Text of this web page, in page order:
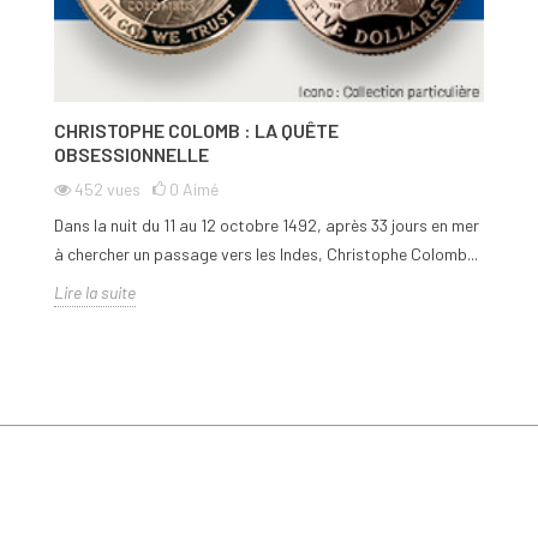
CHRISTOPHE COLOMB : LA QUÊTE
OBSESSIONNELLE
452 vues 0 Aimé
Dans la nuit du 11 au 12 octobre 1492, après 33 jours en mer
à chercher un passage vers les Indes, Christophe Colomb...
Lire la suite